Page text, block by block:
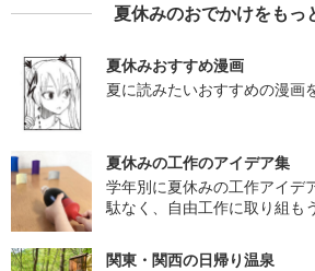
夏休みのおでかけをもっ
夏休みおすすめ漫画
夏に読みたいおすすめの漫画
夏休みの工作のアイデア集
学年別に夏休みの工作アイデ
駄なく、自由工作に取り組も
関東・関西の日帰り温泉